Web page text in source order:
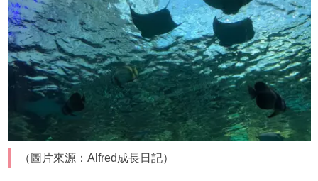
（圖片來源：Alfred成長日記）